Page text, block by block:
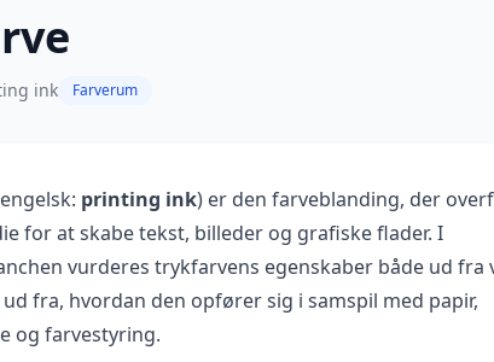
ink Farverum
printing ink) er den farveblanding, der
for at skabe tekst, billeder og grafiske flader. I
vurderes trykfarvens egenskaber både ud fra
fra, hvordan den opfører sig i samspil med papir,
og farvestyring.